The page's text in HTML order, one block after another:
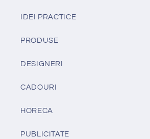
IDEI PRACTICE
PRODUSE
DESIGNERI
CADOURI
HORECA
PUBLICITATE